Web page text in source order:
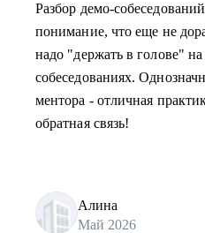
Разбор демо-
понимание, что еще не
надо "держать в голове"
собеседованиях.
ментора - отличная
обратная связь!
Алина
Май 2026